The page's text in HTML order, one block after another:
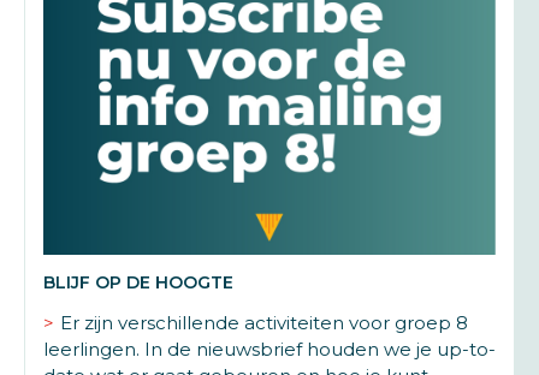
BLIJF OP DE HOOGTE
Er zijn verschillende activiteiten voor groep 8
leerlingen. In de nieuwsbrief houden we je up-to-